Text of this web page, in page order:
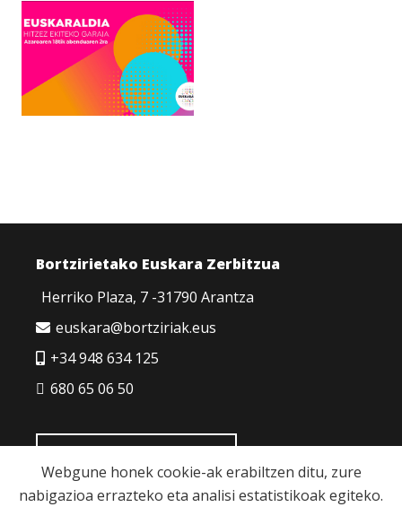
Bortzirietako Euskara Zerbitzua
Herriko Plaza, 7 -31790 Arantza
euskara@bortziriak.eus
+34 948 634 125
680 65 06 50
Webgune honek cookie-ak erabiltzen ditu, zure
nabigazioa errazteko eta analisi estatistikoak egiteko.